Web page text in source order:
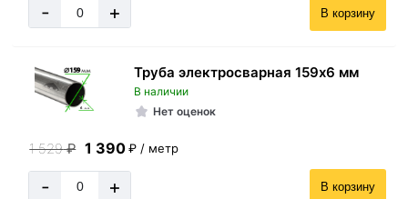
- + В корзину
Труба электросварная 159х6 мм
В наличии
Нет оценок
1 529₽ 1 390 ₽ / метр
- + В корзину